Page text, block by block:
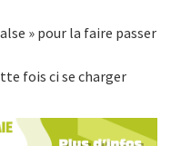
» pour la faire passer
fois ci se charger